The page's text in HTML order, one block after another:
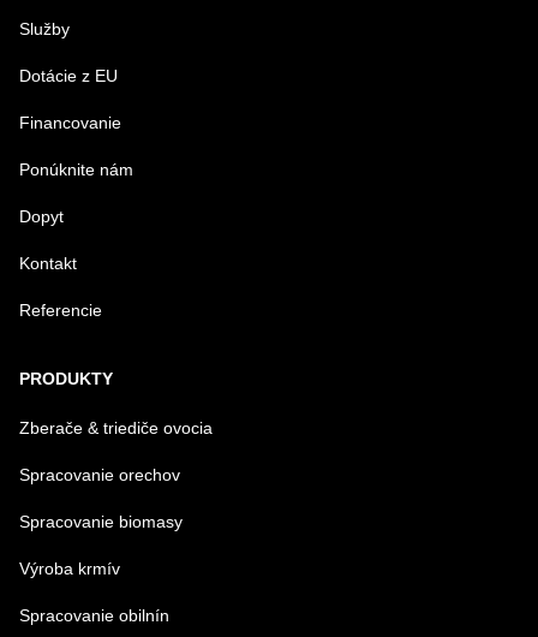
VÁŠ E-MAIL
VAŠA OTÁZKA K PRODUKTU
Odoslať
Služby
Dotácie z EU
Financovanie
Ponúknite nám
Dopyt
Kontakt
Referencie
PRODUKTY
Zberače & triediče ovocia
Spracovanie orechov
Spracovanie biomasy
Výroba krmív
Spracovanie obilnín